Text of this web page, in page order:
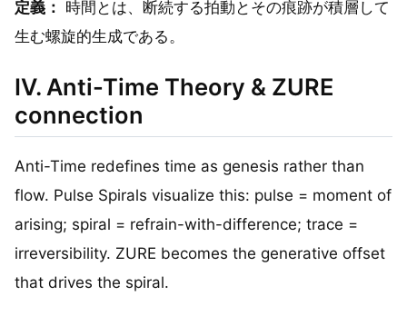
定義： 時間とは、断続する拍動とその痕跡が積層して
生む螺旋的生成である。
IV. Anti-Time Theory & ZURE
connection
Anti-Time redefines time as genesis rather than
flow. Pulse Spirals visualize this: pulse = moment of
arising; spiral = refrain-with-difference; trace =
irreversibility. ZURE becomes the generative offset
that drives the spiral.